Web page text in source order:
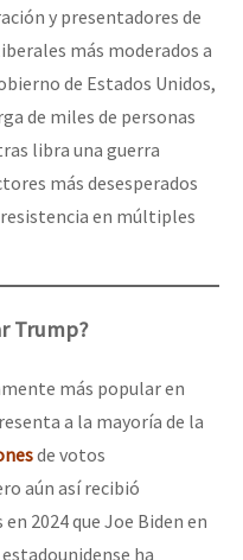
y presentadores de
más moderados a
de Estados Unidos,
de miles de personas
libra una guerra
más desesperados
en múltiples
Trump?
más popular en
a la mayoría de la
de votos
aún así recibió
2024 que Joe Biden en
ha